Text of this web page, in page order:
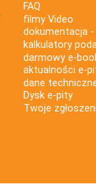
FAQ
filmy Video
dokumentacja -
kalkulatory
darmowy e-
aktualności e-
dane
Dysk e-pity
Twoje